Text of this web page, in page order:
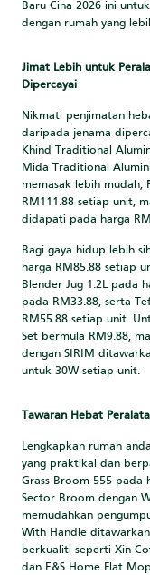
Baru Cina 2026 ini
dengan rumah yang
Jimat Lebih untuk
Dipercayai
Nikmati penjimatan
daripada jenama
Khind Traditional
Mida Traditional
memasak lebih mudah,
RM111.88 setiap unit,
didapati pada harga
Bagi gaya hidup lebih
harga RM85.88 setiap
Blender Jug 1.2L pada
pada RM33.88, serta
RM55.88 setiap unit.
Set bermula RM9.88,
dengan SIRIM
untuk 30W setiap unit.
Tawaran Hebat
Lengkapkan rumah
yang praktikal dan
Grass Broom 555 pada
Sector Broom dengan
memudahkan
With Handle
berkualiti seperti Xin
dan E&S Home Flat